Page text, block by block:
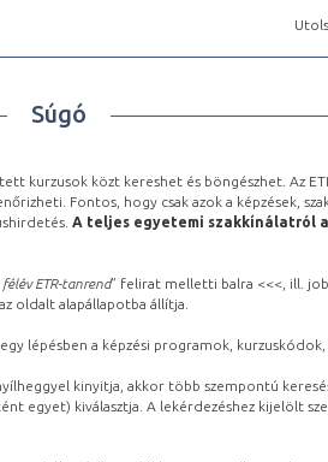
Súgó
kurzusok közt kereshet és böngészhet. Az
Fontos, hogy csak azok a képzések,
A teljes egyetemi szakkínálatról a
félév ETR-tanrend” felirat melletti balra <<<, ill.
oldalt alapállapotba állítja.
lépésben a képzési programok,
kinyitja, akkor több szempontú
egyet) kiválasztja. A lekérdezéshez kijelölt